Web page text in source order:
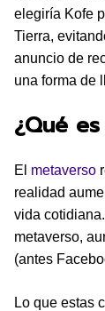
elegiría Kofe
Tierra,
anuncio de
una forma de
¿Qué
El metaverso
realidad
vida
metaverso,
(antes
Lo que estas